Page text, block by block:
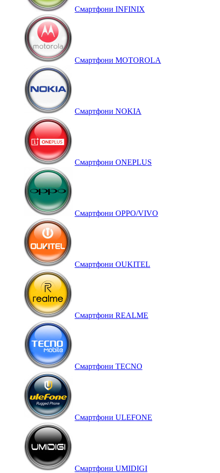
Смартфони INFINIX
Смартфони MOTOROLA
Смартфони NOKIA
Смартфони ONEPLUS
Смартфони OPPO/VIVO
Смартфони OUKITEL
Смартфони REALME
Смартфони TECNO
Смартфони ULEFONE
Смартфони UMIDIGI